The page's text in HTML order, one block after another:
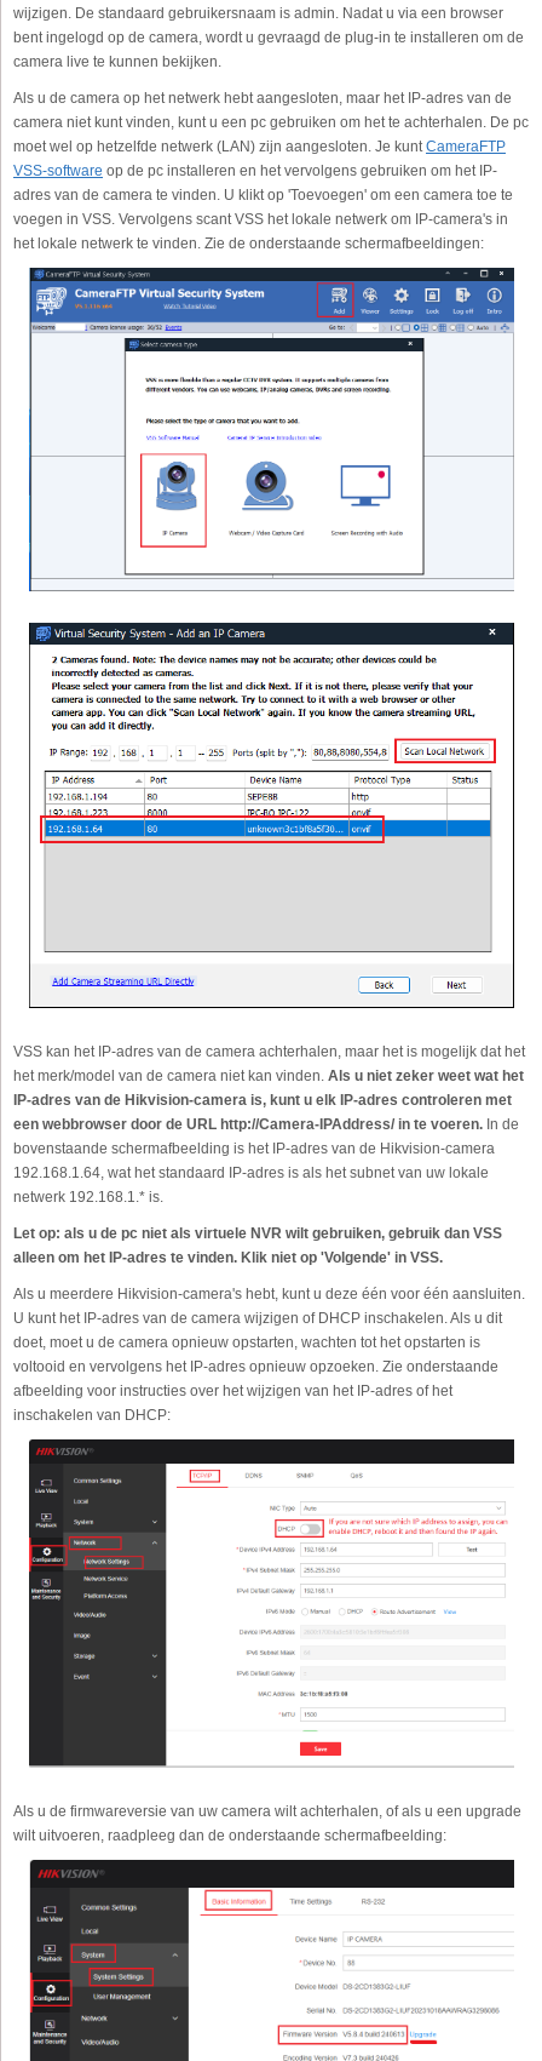
wijzigen. De standaard gebruikersnaam is admin. Nadat u via een browser
bent ingelogd op de camera, wordt u gevraagd de plug-in te installeren om de
camera live te kunnen bekijken.
Als u de camera op het netwerk hebt aangesloten, maar het IP-adres van de
camera niet kunt vinden, kunt u een pc gebruiken om het te achterhalen. De pc
moet wel op hetzelfde netwerk (LAN) zijn aangesloten. Je kuntCameraFTP
VSS-software op de pc installeren en het vervolgens gebruiken om het IP-
adres van de camera te vinden. U klikt op 'Toevoegen' om een camera toe te
voegen in VSS. Vervolgens scant VSS het lokale netwerk om IP-camera's in
het lokale netwerk te vinden. Zie de onderstaande schermafbeeldingen:
VSS kan het IP-adres van de camera achterhalen, maar het is mogelijk dat het
het merk/model van de camera niet kan vinden. Als u niet zeker weet wat het
IP-adres van de Hikvision-camera is, kunt u elk IP-adres controleren met
een webbrowser door de URL http://Camera-IPAddress/ in te voeren. In de
bovenstaande schermafbeelding is het IP-adres van de Hikvision-camera
192.168.1.64, wat het standaard IP-adres is als het subnet van uw lokale
netwerk 192.168.1.* is.
Let op: als u de pc niet als virtuele NVR wilt gebruiken, gebruik dan VSS
alleen om het IP-adres te vinden. Klik niet op 'Volgende' in VSS.
Als u meerdere Hikvision-camera's hebt, kunt u deze één voor één aansluiten.
U kunt het IP-adres van de camera wijzigen of DHCP inschakelen. Als u dit
doet, moet u de camera opnieuw opstarten, wachten tot het opstarten is
voltooid en vervolgens het IP-adres opnieuw opzoeken. Zie onderstaande
afbeelding voor instructies over het wijzigen van het IP-adres of het
inschakelen van DHCP:
Als u de firmwareversie van uw camera wilt achterhalen, of als u een upgrade
wilt uitvoeren, raadpleeg dan de onderstaande schermafbeelding: